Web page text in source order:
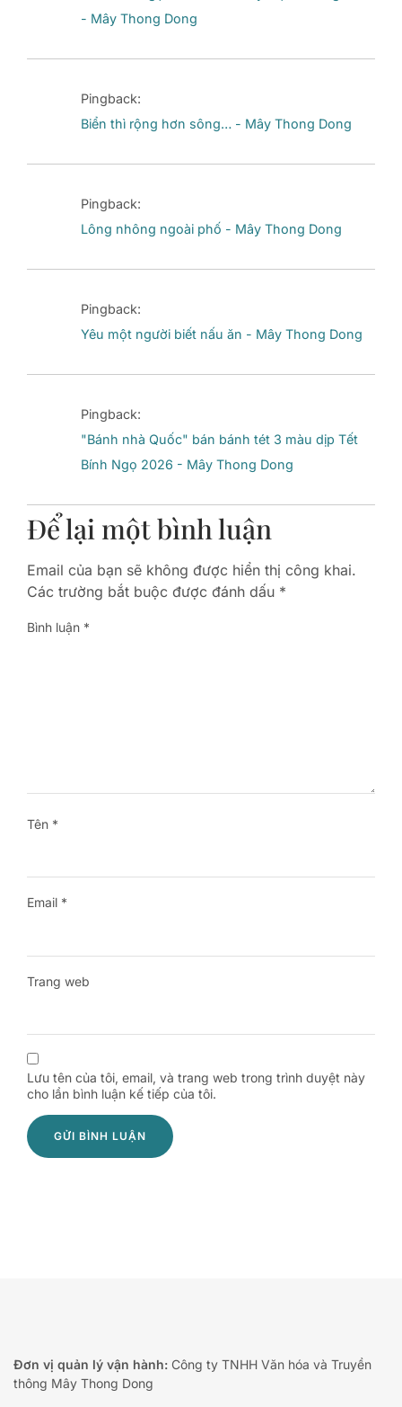
- Mây Thong Dong
Pingback:
Biển thì rộng hơn sông… - Mây Thong Dong
Pingback:
Lông nhông ngoài phố - Mây Thong Dong
Pingback:
Yêu một người biết nấu ăn - Mây Thong Dong
Pingback:
"Bánh nhà Quốc" bán bánh tét 3 màu dịp Tết
Bính Ngọ 2026 - Mây Thong Dong
Để lại một bình luận
Email của bạn sẽ không được hiển thị công khai.
Các trường bắt buộc được đánh dấu *
Bình luận *
Tên *
Email *
Trang web
Lưu tên của tôi, email, và trang web trong trình duyệt này
cho lần bình luận kế tiếp của tôi.
Đơn vị quản lý vận hành: Công ty TNHH Văn hóa và Truyền
thông Mây Thong Dong